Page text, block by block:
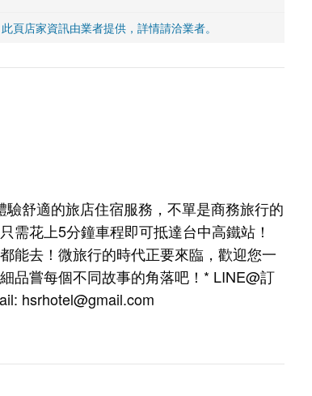
此頁店家資訊由業者提供，詳情請洽業者。
舒適的旅店住宿服務，不單是商務旅行的
需花上5分鐘車程即可抵達台中高鐵站！
能去！微旅行的時代正要來臨，歡迎您一
品嘗每個不同故事的角落吧！* LINE@訂
hsrhotel@gmail.com